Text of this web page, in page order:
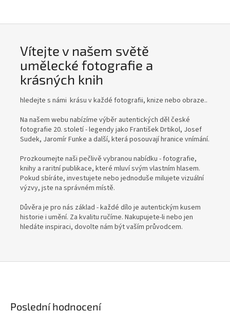
Vítejte v našem světě
umělecké fotografie a
krásných knih
hledejte s námi krásu v každé fotografii, knize nebo obraze..
Na našem webu nabízíme výběr autentických děl české
fotografie 20. století - legendy jako František Drtikol, Josef
Sudek, Jaromír Funke a další, která posouvají hranice vnímání.
Prozkoumejte naši pečlivě vybranou nabídku - fotografie,
knihy a raritní publikace, které mluví svým vlastním hlasem.
Pokud sbíráte, investujete nebo jednoduše milujete vizuální
výzvy, jste na správném místě.
Důvěra je pro nás základ - každé dílo je autentickým kusem
historie i umění. Za kvalitu ručíme. Nakupujete-li nebo jen
hledáte inspiraci, dovolte nám být vaším průvodcem.
Poslední hodnocení